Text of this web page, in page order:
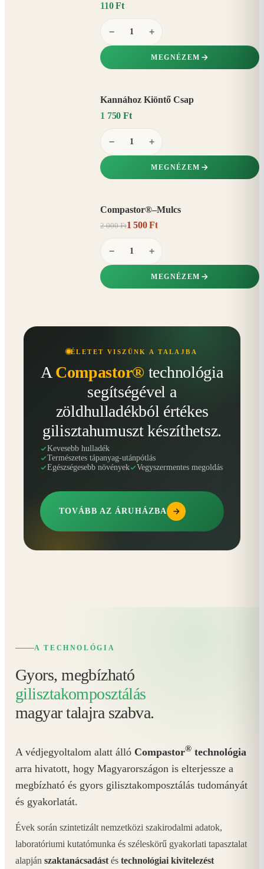
110 Ft
− +
MEGNÉZEM
Kannához Kiöntő Csap
1 750 Ft
− +
MEGNÉZEM
Compastor®–Mulcs
2 000 Ft1 500 Ft
− +
MEGNÉZEM
ÉLETET VISZÜNK A TALAJBA
A Compastor® technológia
segítségével a
zöldhulladékból értékes
gilisztahumuszt készíthetsz.
Kevesebb hulladék
Természetes tápanyag-utánpótlás
Egészségesebb növények
Vegyszermentes megoldás
TOVÁBB AZ ÁRUHÁZBA
A TECHNOLÓGIA
Gyors, megbízható
gilisztakomposztálás
magyar talajra szabva.
A védjegyoltalom alatt álló Compastor® technológia
arra hivatott, hogy Magyarországon is elterjessze a
megbízható és gyors gilisztakomposztálás tudományát
és gyakorlatát.
Évek során szintetizált nemzetközi szakirodalmi adatok,
laboratóriumi kutatómunka és széleskörű gyakorlati tapasztalat
alapján szaktanácsadást és technológiai kivitelezést